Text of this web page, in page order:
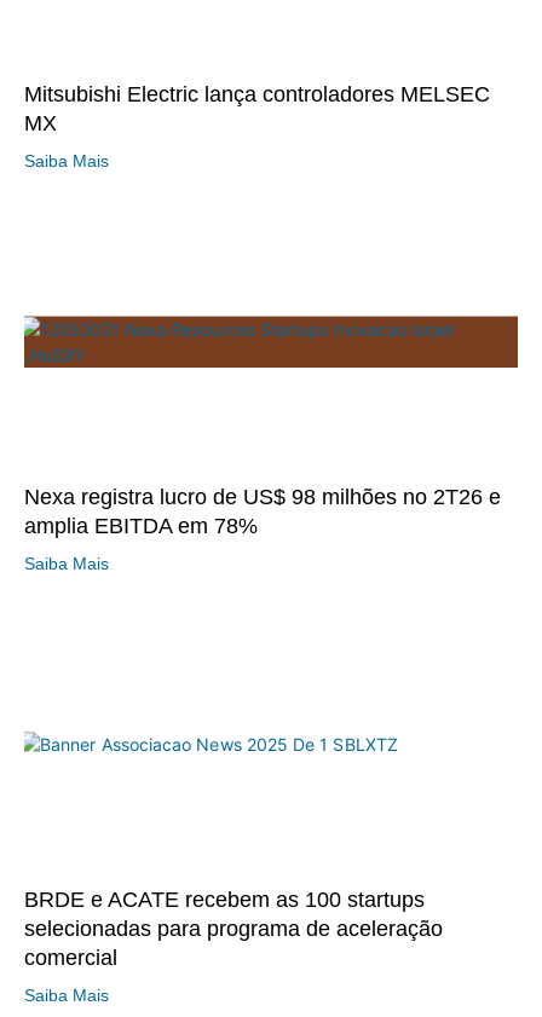
Mitsubishi Electric lança controladores MELSEC
MX
Saiba Mais
Nexa registra lucro de US$ 98 milhões no 2T26 e
amplia EBITDA em 78%
Saiba Mais
BRDE e ACATE recebem as 100 startups
selecionadas para programa de aceleração
comercial
Saiba Mais